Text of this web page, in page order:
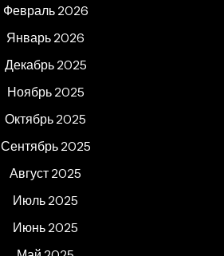
Февраль 2026
Январь 2026
Декабрь 2025
Ноябрь 2025
Октябрь 2025
Сентябрь 2025
Август 2025
Июль 2025
Июнь 2025